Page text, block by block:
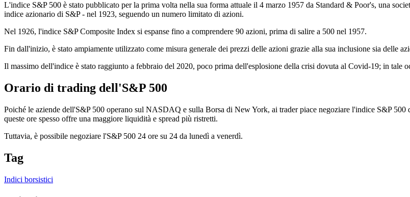
L'indice S&P 500 è stato pubblicato per la prima volta nella sua forma attuale il 4 marzo 1957 da Standard & Poor's, una
indice azionario di S&P - nel 1923, seguendo un numero limitato di azioni.
Nel 1926, l'indice S&P Composite Index si espanse fino a comprendere 90 azioni, prima di salire a 500 nel 1957.
Fin dall'inizio, è stato ampiamente utilizzato come misura generale dei prezzi delle azioni grazie alla sua inclusione sia delle
Il massimo dell'indice è stato raggiunto a febbraio del 2020, poco prima dell'esplosione della crisi dovuta al Covid-19; in tale
Orario di trading dell'S&P 500
Poiché le aziende dell'S&P 500 operano sul NASDAQ e sulla Borsa di New York, ai trader piace negoziare l'indice S&P
queste ore spesso offre una maggiore liquidità e spread più ristretti.
Tuttavia, è possibile negoziare l'S&P 500 24 ore su 24 da lunedì a venerdì.
Tag
Indici borsistici